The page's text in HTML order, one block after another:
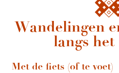
Wandelingen
langs
Met de fiets (of te voet)